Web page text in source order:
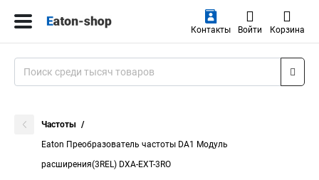
Контакты Войти Корзина
Частоты
Eaton Преобразователь частоты DA1 Модуль
расширения(3REL) DXA-EXT-3RO